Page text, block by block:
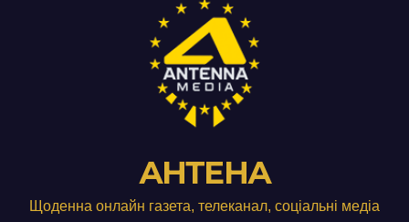
АНТЕНА
Щоденна онлайн газета, телеканал, соціальні медіа